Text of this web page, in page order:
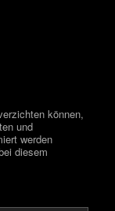
können,
und
werden
diesem